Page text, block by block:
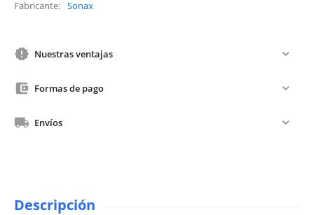
Fabricante Sonax
Nuestras ventajas
Formas de pago
Envíos
Descripción